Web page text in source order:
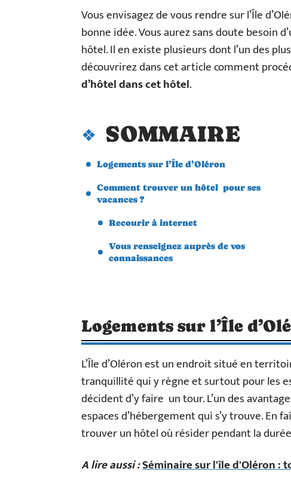
Vous envisagez de vous rendre sur l’Île
bonne idée. Vous aurez sans doute besoin
hôtel. Il en existe plusieurs dont l’un des
découvrirez dans cet article comment
d’hôtel dans cet hôtel.
SOMMAIRE
Logements sur l’Île d’Oléron
Comment trouver un hôtel pour ses
vacances ?
Recourir à internet
Vous renseignez auprès de vos
connaissances
Logements sur l’Île
L’Île d’Oléron est un endroit situé en
tranquillité qui y règne et surtout pour les
décident d’y faire un tour. L’un des
espaces d’hébergement qui s’y trouve. En
trouver un hôtel où résider pendant la
A lire aussi :Séminaire sur l'île d'Oléron :